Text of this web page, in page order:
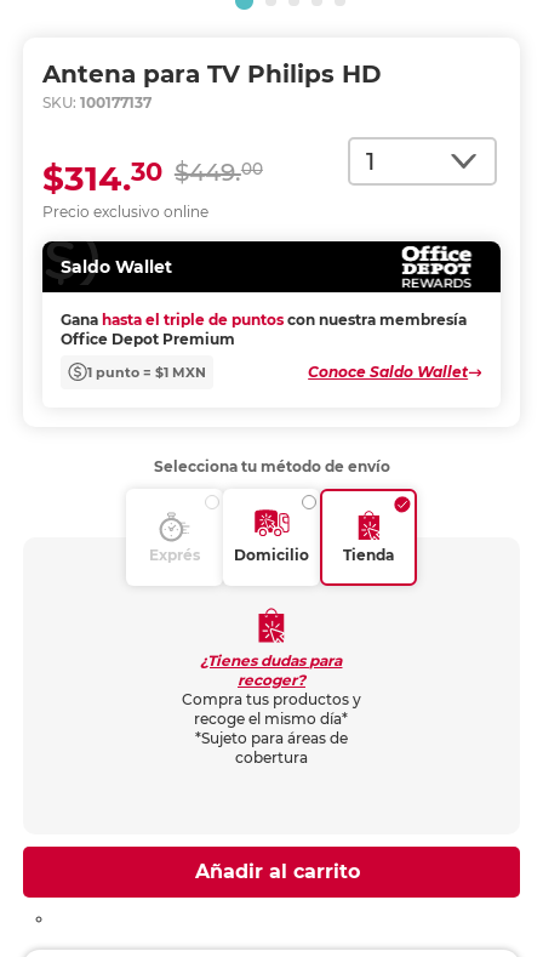
Antena para TV Philips HD
SKU: 100177137
Cantidad
Precio exclusivo online
$449.00
$314.30
Saldo Wallet
Gana hasta el triple de puntos con nuestra membresía
Office Depot Premium
1 punto = $1 MXN Conoce Saldo Wallet
Selecciona tu método de envío
Exprés Domicilio Tienda
¿Tienes dudas para
recoger?
Compra tus productos y
recoge el mismo día*
*Sujeto para áreas de
cobertura
Añadir al carrito